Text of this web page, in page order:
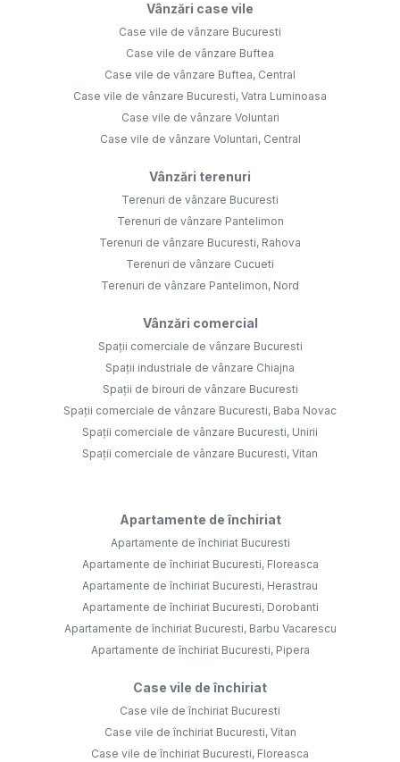
Vânzări case vile
Case vile de vânzare Bucuresti
Case vile de vânzare Buftea
Case vile de vânzare Buftea, Central
Case vile de vânzare Bucuresti, Vatra Luminoasa
Case vile de vânzare Voluntari
Case vile de vânzare Voluntari, Central
Vânzări terenuri
Terenuri de vânzare Bucuresti
Terenuri de vânzare Pantelimon
Terenuri de vânzare Bucuresti, Rahova
Terenuri de vânzare Cucueti
Terenuri de vânzare Pantelimon, Nord
Vânzări comercial
Spații comerciale de vânzare Bucuresti
Spații industriale de vânzare Chiajna
Spații de birouri de vânzare Bucuresti
Spații comerciale de vânzare Bucuresti, Baba Novac
Spații comerciale de vânzare Bucuresti, Unirii
Spații comerciale de vânzare Bucuresti, Vitan
Apartamente de închiriat
Apartamente de închiriat Bucuresti
Apartamente de închiriat Bucuresti, Floreasca
Apartamente de închiriat Bucuresti, Herastrau
Apartamente de închiriat Bucuresti, Dorobanti
Apartamente de închiriat Bucuresti, Barbu Vacarescu
Apartamente de închiriat Bucuresti, Pipera
Case vile de închiriat
Case vile de închiriat Bucuresti
Case vile de închiriat Bucuresti, Vitan
Case vile de închiriat Bucuresti, Floreasca